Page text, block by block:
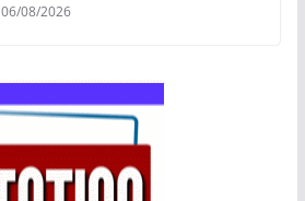
06/08/2026